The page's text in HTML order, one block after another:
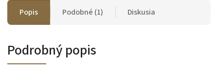
Popis Podobné (1) Diskusia
Podrobný popis